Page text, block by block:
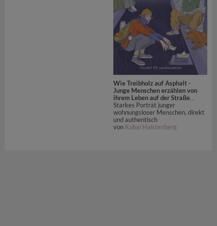
Wie Treibholz auf Asphalt -
Junge Menschen erzählen von
ihrem Leben auf der Straße. .
Starkes Porträt junger
wohnungsloser Menschen, direkt
und authentisch
von Kobai Halstenberg